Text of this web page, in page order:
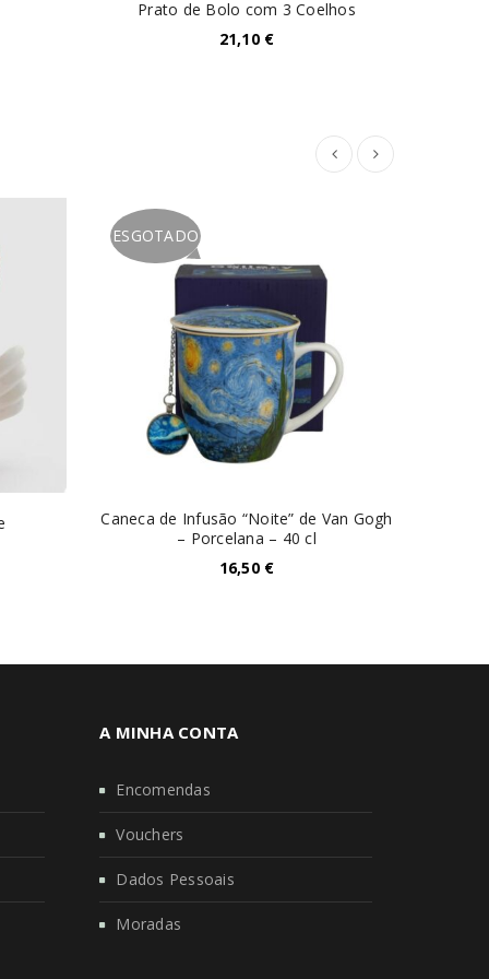
Prato de Bolo com 3 Coelhos
21,10 €
ESGOTADO
Caneca de Infusão “Noite” de Van Gogh
– Porcelana – 40 cl
16,50 €
A MINHA CONTA
Encomendas
Vouchers
Dados Pessoais
Moradas